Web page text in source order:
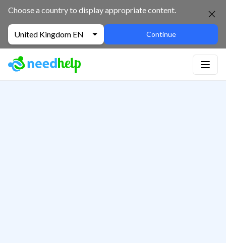
Choose a country to display appropriate content.
United Kingdom EN Continue